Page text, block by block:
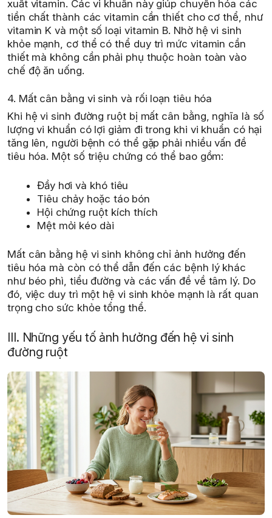
xuất vitamin. Các vi khuẩn này giúp chuyển hóa các
tiền chất thành các vitamin cần thiết cho cơ thể, như
vitamin K và một số loại vitamin B. Nhờ hệ vi sinh
khỏe mạnh, cơ thể có thể duy trì mức vitamin cần
thiết mà không cần phải phụ thuộc hoàn toàn vào
chế độ ăn uống.
4. Mất cân bằng vi sinh và rối loạn tiêu hóa
Khi hệ vi sinh đường ruột bị mất cân bằng, nghĩa là số
lượng vi khuẩn có lợi giảm đi trong khi vi khuẩn có hại
tăng lên, người bệnh có thể gặp phải nhiều vấn đề
tiêu hóa. Một số triệu chứng có thể bao gồm:
Đầy hơi và khó tiêu
Tiêu chảy hoặc táo bón
Hội chứng ruột kích thích
Mệt mỏi kéo dài
Mất cân bằng hệ vi sinh không chỉ ảnh hưởng đến
tiêu hóa mà còn có thể dẫn đến các bệnh lý khác
như béo phì, tiểu đường và các vấn đề về tâm lý. Do
đó, việc duy trì một hệ vi sinh khỏe mạnh là rất quan
trọng cho sức khỏe tổng thể.
III. Những yếu tố ảnh hưởng đến hệ vi sinh
đường ruột